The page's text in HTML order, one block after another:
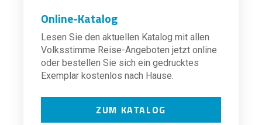
Online-Katalog
Lesen Sie den aktuellen Katalog mit allen
Volksstimme Reise-Angeboten jetzt online
oder bestellen Sie sich ein gedrucktes
Exemplar kostenlos nach Hause.
ZUM KATALOG